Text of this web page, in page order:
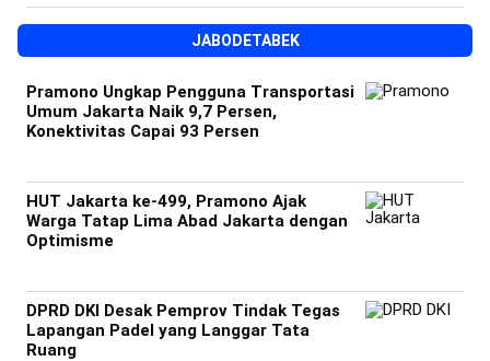
JABODETABEK
Pramono Ungkap Pengguna Transportasi
Umum Jakarta Naik 9,7 Persen,
Konektivitas Capai 93 Persen
HUT Jakarta ke-499, Pramono Ajak
Warga Tatap Lima Abad Jakarta dengan
Optimisme
DPRD DKI Desak Pemprov Tindak Tegas
Lapangan Padel yang Langgar Tata
Ruang